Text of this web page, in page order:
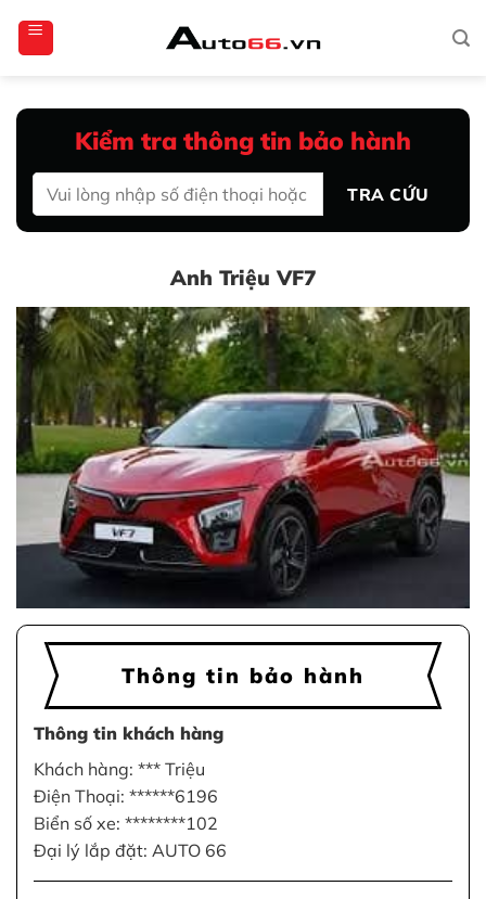
qua
Kiểm tra thông tin bảo hành
TRA CỨU
Anh Triệu VF7
Thông tin bảo hành
Thông tin khách hàng
Khách hàng: *** Triệu
Điện Thoại: ******6196
Biển số xe: ********102
Đại lý lắp đặt: AUTO 66